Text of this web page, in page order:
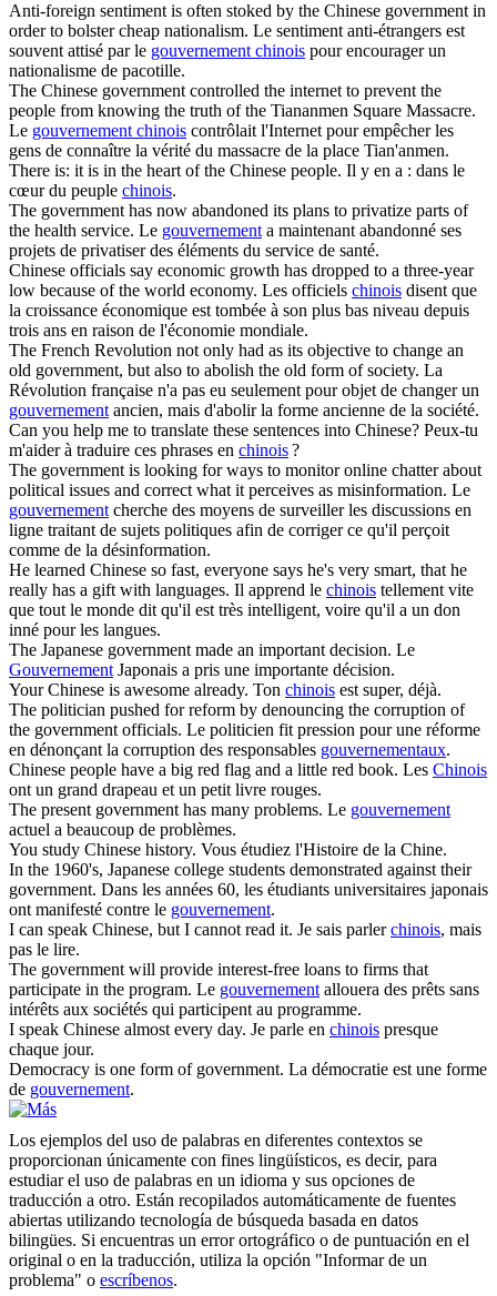
Anti-foreign sentiment is often stoked by the Chinese governmentin
order to bolster cheap nationalism. Le sentiment anti-étrangers est
souvent attisé par le gouvernement chinois pour encourager un
nationalisme de pacotille.
The Chinese governmentcontrolled the internet to prevent the
people from knowing the truth of the Tiananmen Square Massacre.
Le gouvernement chinois contrôlait l'Internet pour empêcher les
gens de connaître la vérité du massacre de la place Tian'anmen.
There is: it is in the heart of the Chinese people. Il y en a : dans le
cœur du peuple chinois.
The governmenthas now abandoned its plans to privatize parts of
the health service. Le gouvernementa maintenant abandonné ses
projets de privatiser des éléments du service de santé.
Chinese officials say economic growth has dropped to a three-year
low because of the world economy. Les officiels chinois disent que
la croissance économique est tombée à son plus bas niveau depuis
trois ans en raison de l'économie mondiale.
The French Revolution not only had as its objective to change an
old government, but also to abolish the old form of society. La
Révolution française n'a pas eu seulement pour objet de changer un
gouvernementancien, mais d'abolir la forme ancienne de la société.
Can you help me to translate these sentences into Chinese? Peux-tu
m'aider à traduire ces phrases en chinois?
The governmentis looking for ways to monitor online chatter about
political issues and correct what it perceives as misinformation. Le
gouvernementcherche des moyens de surveiller les discussions en
ligne traitant de sujets politiques afin de corriger ce qu'il perçoit
comme de la désinformation.
He learned Chinese so fast, everyone says he's very smart, that he
really has a gift with languages. Il apprend le chinois tellement vite
que tout le monde dit qu'il est très intelligent, voire qu'il a un don
inné pour les langues.
The Japanese governmentmade an important decision. Le
GouvernementJaponais a pris une importante décision.
YourChinese is awesome already. Ton chinois est super, déjà.
The politician pushed for reform by denouncing the corruption of
the governmentofficials. Le politicien fit pression pour une réforme
en dénonçant la corruption des responsables gouvernementaux.
Chinese people have a big red flag and a little red book. Les Chinois
ont un grand drapeau et un petit livre rouges.
The present governmenthas many problems. Le gouvernement
actuel a beaucoup de problèmes.
You study Chinese history. Vous étudiez l'Histoire de la Chine.
In the 1960's, Japanese college students demonstrated against their
government. Dans les années 60, les étudiants universitaires japonais
ont manifesté contre le gouvernement.
I can speak Chinese, but I cannot read it. Je sais parlerchinois, mais
pas le lire.
The governmentwill provide interest-free loans to firms that
participate in the program. Le gouvernementallouera des prêts sans
intérêts aux sociétés qui participent au programme.
I speak Chinese almost every day. Je parle en chinois presque
chaque jour.
Democracy is one form of government. La démocratie est une forme
de gouvernement.
Los ejemplos del uso de palabras en diferentes contextos se
proporcionan únicamente con fines lingüísticos, es decir, para
estudiar el uso de palabras en un idioma y sus opciones de
traducción a otro. Están recopilados automáticamente de fuentes
abiertas utilizando tecnología de búsqueda basada en datos
bilingües. Si encuentras un error ortográfico o de puntuación en el
original o en la traducción, utiliza la opción "Informar de un
problema" o escríbenos.